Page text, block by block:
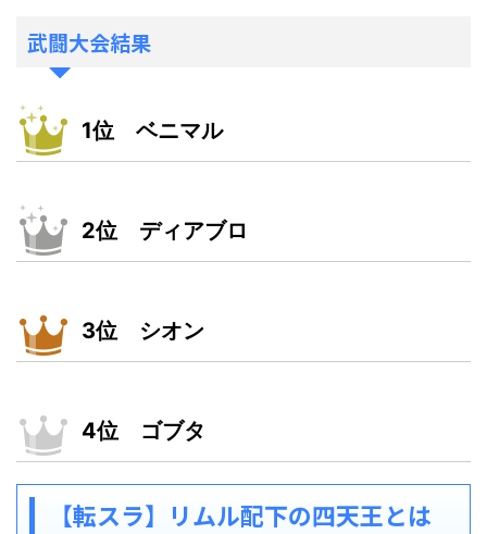
武闘大会結果
1位 ベニマル
2位 ディアブロ
3位 シオン
4位 ゴブタ
【転スラ】リムル配下の四天王とは